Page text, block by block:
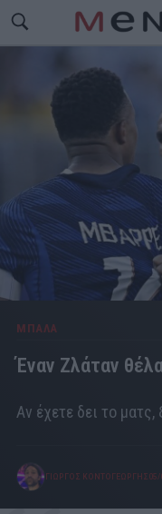
ΜΠΑΛΑ
Έναν Ζλάταν
Αν έχετε δει το ματς,
ΓΙΩΡΓΟΣ ΚΟΝΤΟΓΕΩΡΓΗΣ 05/